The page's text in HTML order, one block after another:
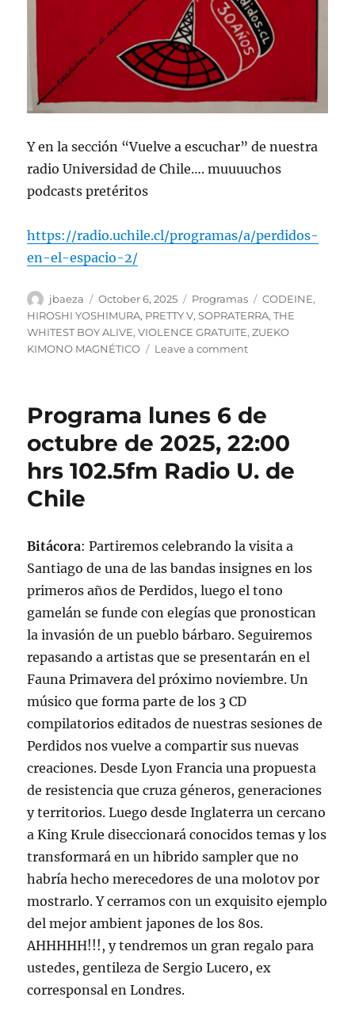
Y en la sección “Vuelve a escuchar” de nuestra
radio Universidad de Chile…. muuuuchos
podcasts pretéritos
https://radio.uchile.cl/programas/a/perdidos-
en-el-espacio-2/
Author
jbaeza
Posted
on
October 6, 2025 Categories
Programas Tags
CODEINE,
HIROSHI YOSHIMURA, PRETTY V,SOPRATERRA,THE
WHITEST BOY ALIVE,VIOLENCE GRATUITE,ZUEKO
KIMONO MAGNÉTICO
Leave a commenton
6
octubre
de
2025
Programa lunes 6 de
octubre de 2025, 22:00
hrs 102.5fm Radio U. de
Chile
Bitácora: Partiremos celebrando la visita a
Santiago de una de las bandas insignes en los
primeros años de Perdidos, luego el tono
gamelán se funde con elegías que pronostican
la invasión de un pueblo bárbaro. Seguiremos
repasando a artistas que se presentarán en el
Fauna Primavera del próximo noviembre. Un
músico que forma parte de los 3 CD
compilatorios editados de nuestras sesiones de
Perdidos nos vuelve a compartir sus nuevas
creaciones. Desde Lyon Francia una propuesta
de resistencia que cruza géneros, generaciones
y territorios. Luego desde Inglaterra un cercano
a King Krule diseccionará conocidos temas y los
transformará en un hibrido sampler que no
habría hecho merecedores de una molotov por
mostrarlo. Y cerramos con un exquisito ejemplo
del mejor ambient japones de los 80s.
AHHHHH!!!, y tendremos un gran regalo para
ustedes, gentileza de Sergio Lucero, ex
corresponsal en Londres.